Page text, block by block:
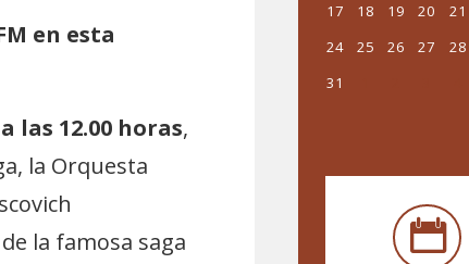
en esta
las 12.00 horas,
la Orquesta
la famosa saga
17
18 19 20 21
24
25 26 27 28
31